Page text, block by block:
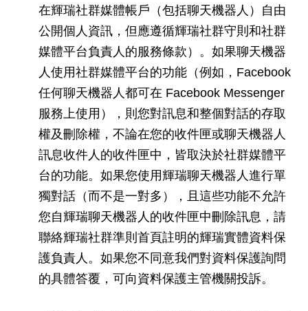
在輝瑞社群媒體帳戶（包括聊天機器人）自由
公開個人資訊，但應遵循輝瑞社群守則和社群
媒體平台負責人的服務條款）。如果聊天機器
人使用社群媒體平台的功能（例如，Facebook
任何聊天機器人都可在 Facebook Messenger
服務上使用），則您對訊息和整個對話的存取
權及刪除權，不論在您的收件匣或聊天機器人
訊息收件人的收件匣中，皆取決於社群媒體平
台的功能。如果您使用輝瑞聊天機器人進行單
獨對話（而不是一對多），且這些功能不允許
您自輝瑞聊天機器人的收件匣中刪除訊息，請
聯絡輝瑞社群準則首頁註明的輝瑞實體資料保
護負責人。如果您不同意我們對資料保護詢問
的具體答覆，可向資料保護主管機關投訴。